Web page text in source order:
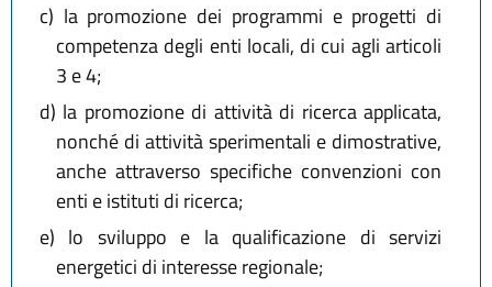
c) la promozione dei programmi e progetti di
competenza degli enti locali, di cui agli articoli
3 e 4;
d) la promozione di attività di ricerca applicata,
nonché di attività sperimentali e dimostrative,
anche attraverso specifiche convenzioni con
enti e istituti di ricerca;
e) lo sviluppo e la qualificazione di servizi
energetici di interesse regionale;